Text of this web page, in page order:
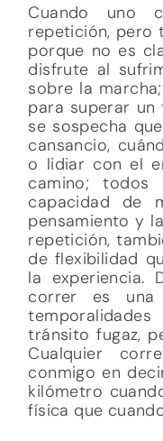
Cuando uno
repetición, pero
porque no es
disfrute al
sobre la
para superar un
se sospecha
cansancio,
o lidiar con el
camino; todos
capacidad de
pensamiento y
repetición,
de flexibilidad
la experiencia.
correr es una
tránsito fugaz,
Cualquier
conmigo en
kilómetro
física que